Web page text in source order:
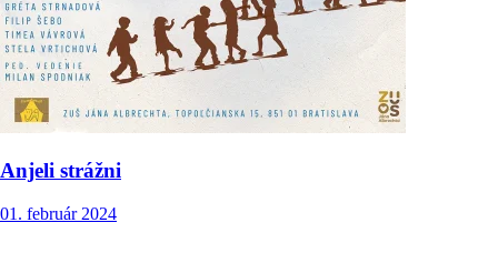
Anjeli strážni
01. február 2024